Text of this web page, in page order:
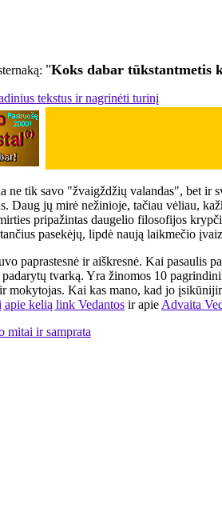
"Koks dabar tūkstantmetis
tekstus ir nagrinėti turinį
ne tik savo "žvaigždžių valandas", bet ir
Daug jų mirė nežinioje, tačiau vėliau,
pripažintas daugelio filosofijos
pasekėjų, lipdė naują laikmečio
paprastesnė ir aiškresnė. Kai pasaulis
padarytų tvarką. Yra žinomos 10
mokytojas. Kai kas mano, kad jo
apie kelią link Vedantos ir apie Advaita
mitai ir samprata